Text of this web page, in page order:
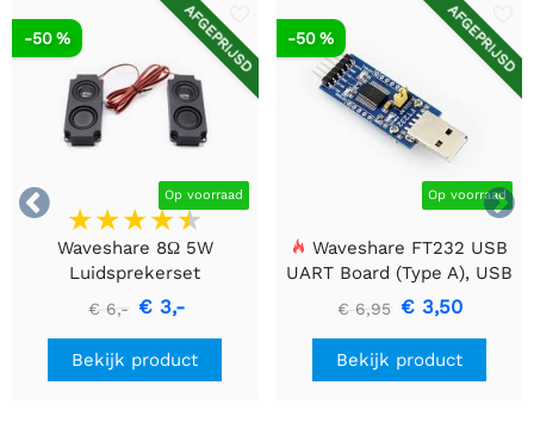


AFGEPRIJSD
Op voorraad
-50 %
Waveshare 8Ω 5W
Luidsprekerset
€ 6,- € 3,-
Bekijk product
AFGEPRIJSD
Op voorraad
-50 %
Waveshare FT232 USB
UART Board (Type A), USB
naar TTL (UART)
Communicatiemodule
€ 6,95 € 3,50
Bekijk product